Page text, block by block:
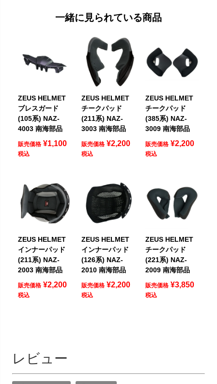
一緒に見られている商品
ZEUS HELMET
ブレスガード
(105系) NAZ-
4003 南海部品
販売価格 ¥1,100
税込
ZEUS HELMET
チークパッド
(211系) NAZ-
3003 南海部品
販売価格 ¥2,200
税込
ZEUS HELMET
チークパッド
(385系) NAZ-
3009 南海部品
販売価格 ¥2,200
税込
ZEUS HELMET
インナーパッド
(211系) NAZ-
2003 南海部品
販売価格 ¥2,200
税込
ZEUS HELMET
インナーパッド
(126系) NAZ-
2010 南海部品
販売価格 ¥2,200
税込
ZEUS HELMET
チークパッド
(221系) NAZ-
2009 南海部品
販売価格 ¥3,850
税込
レビュー